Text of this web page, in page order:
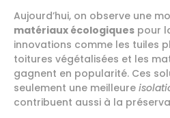
Aujourd’hui, on observe une
matériaux écologiques pour
innovations comme les tuiles
toitures végétalisées et les
gagnent en popularité. Ces
seulement une meilleure
contribuent aussi à la